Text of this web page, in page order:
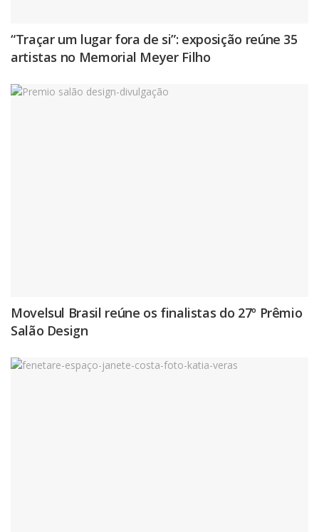
“Traçar um lugar fora de si”: exposição reúne 35
artistas no Memorial Meyer Filho
Movelsul Brasil reúne os finalistas do 27º Prêmio
Salão Design